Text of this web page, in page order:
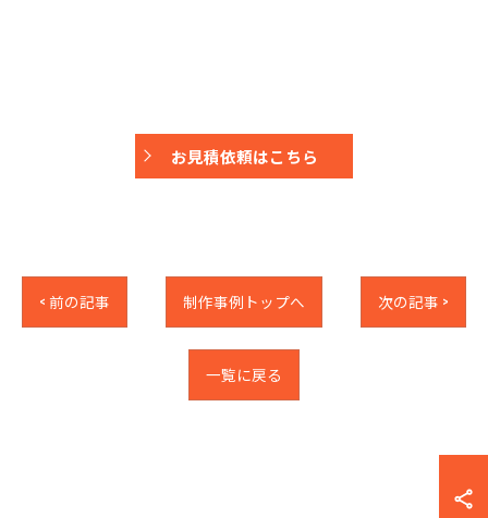
お見積依頼はこちら
< 前の記事 制作事例トップへ 次の記事 >
一覧に戻る